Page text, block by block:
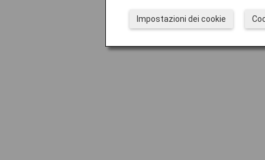
Impostazioni dei cookie